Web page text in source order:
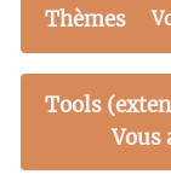
Thèmes
Tools
Vous